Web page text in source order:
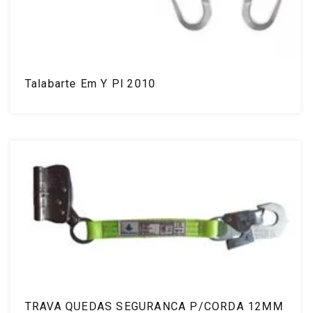
Talabarte Em Y Pl 2010
TRAVA QUEDAS SEGURANCA P/CORDA 12MM